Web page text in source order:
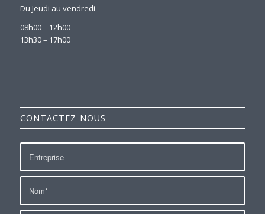
Du Jeudi au vendredi
08h00 – 12h00
13h30 – 17h00
CONTACTEZ-NOUS